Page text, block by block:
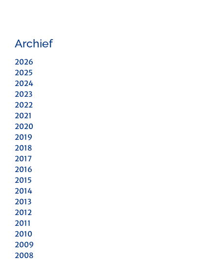
Archief
2026
2025
2024
2023
2022
2021
2020
2019
2018
2017
2016
2015
2014
2013
2012
2011
2010
2009
2008